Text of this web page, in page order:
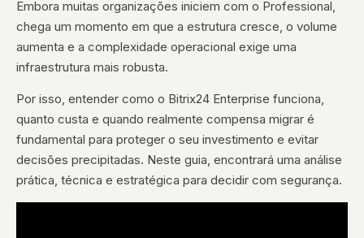
Embora muitas organizações iniciem com o Professional,
chega um momento em que a estrutura cresce, o volume
aumenta e a complexidade operacional exige uma
infraestrutura mais robusta.
Por isso, entender como o Bitrix24 Enterprise funciona,
quanto custa e quando realmente compensa migrar é
fundamental para proteger o seu investimento e evitar
decisões precipitadas. Neste guia, encontrará uma análise
prática, técnica e estratégica para decidir com segurança.